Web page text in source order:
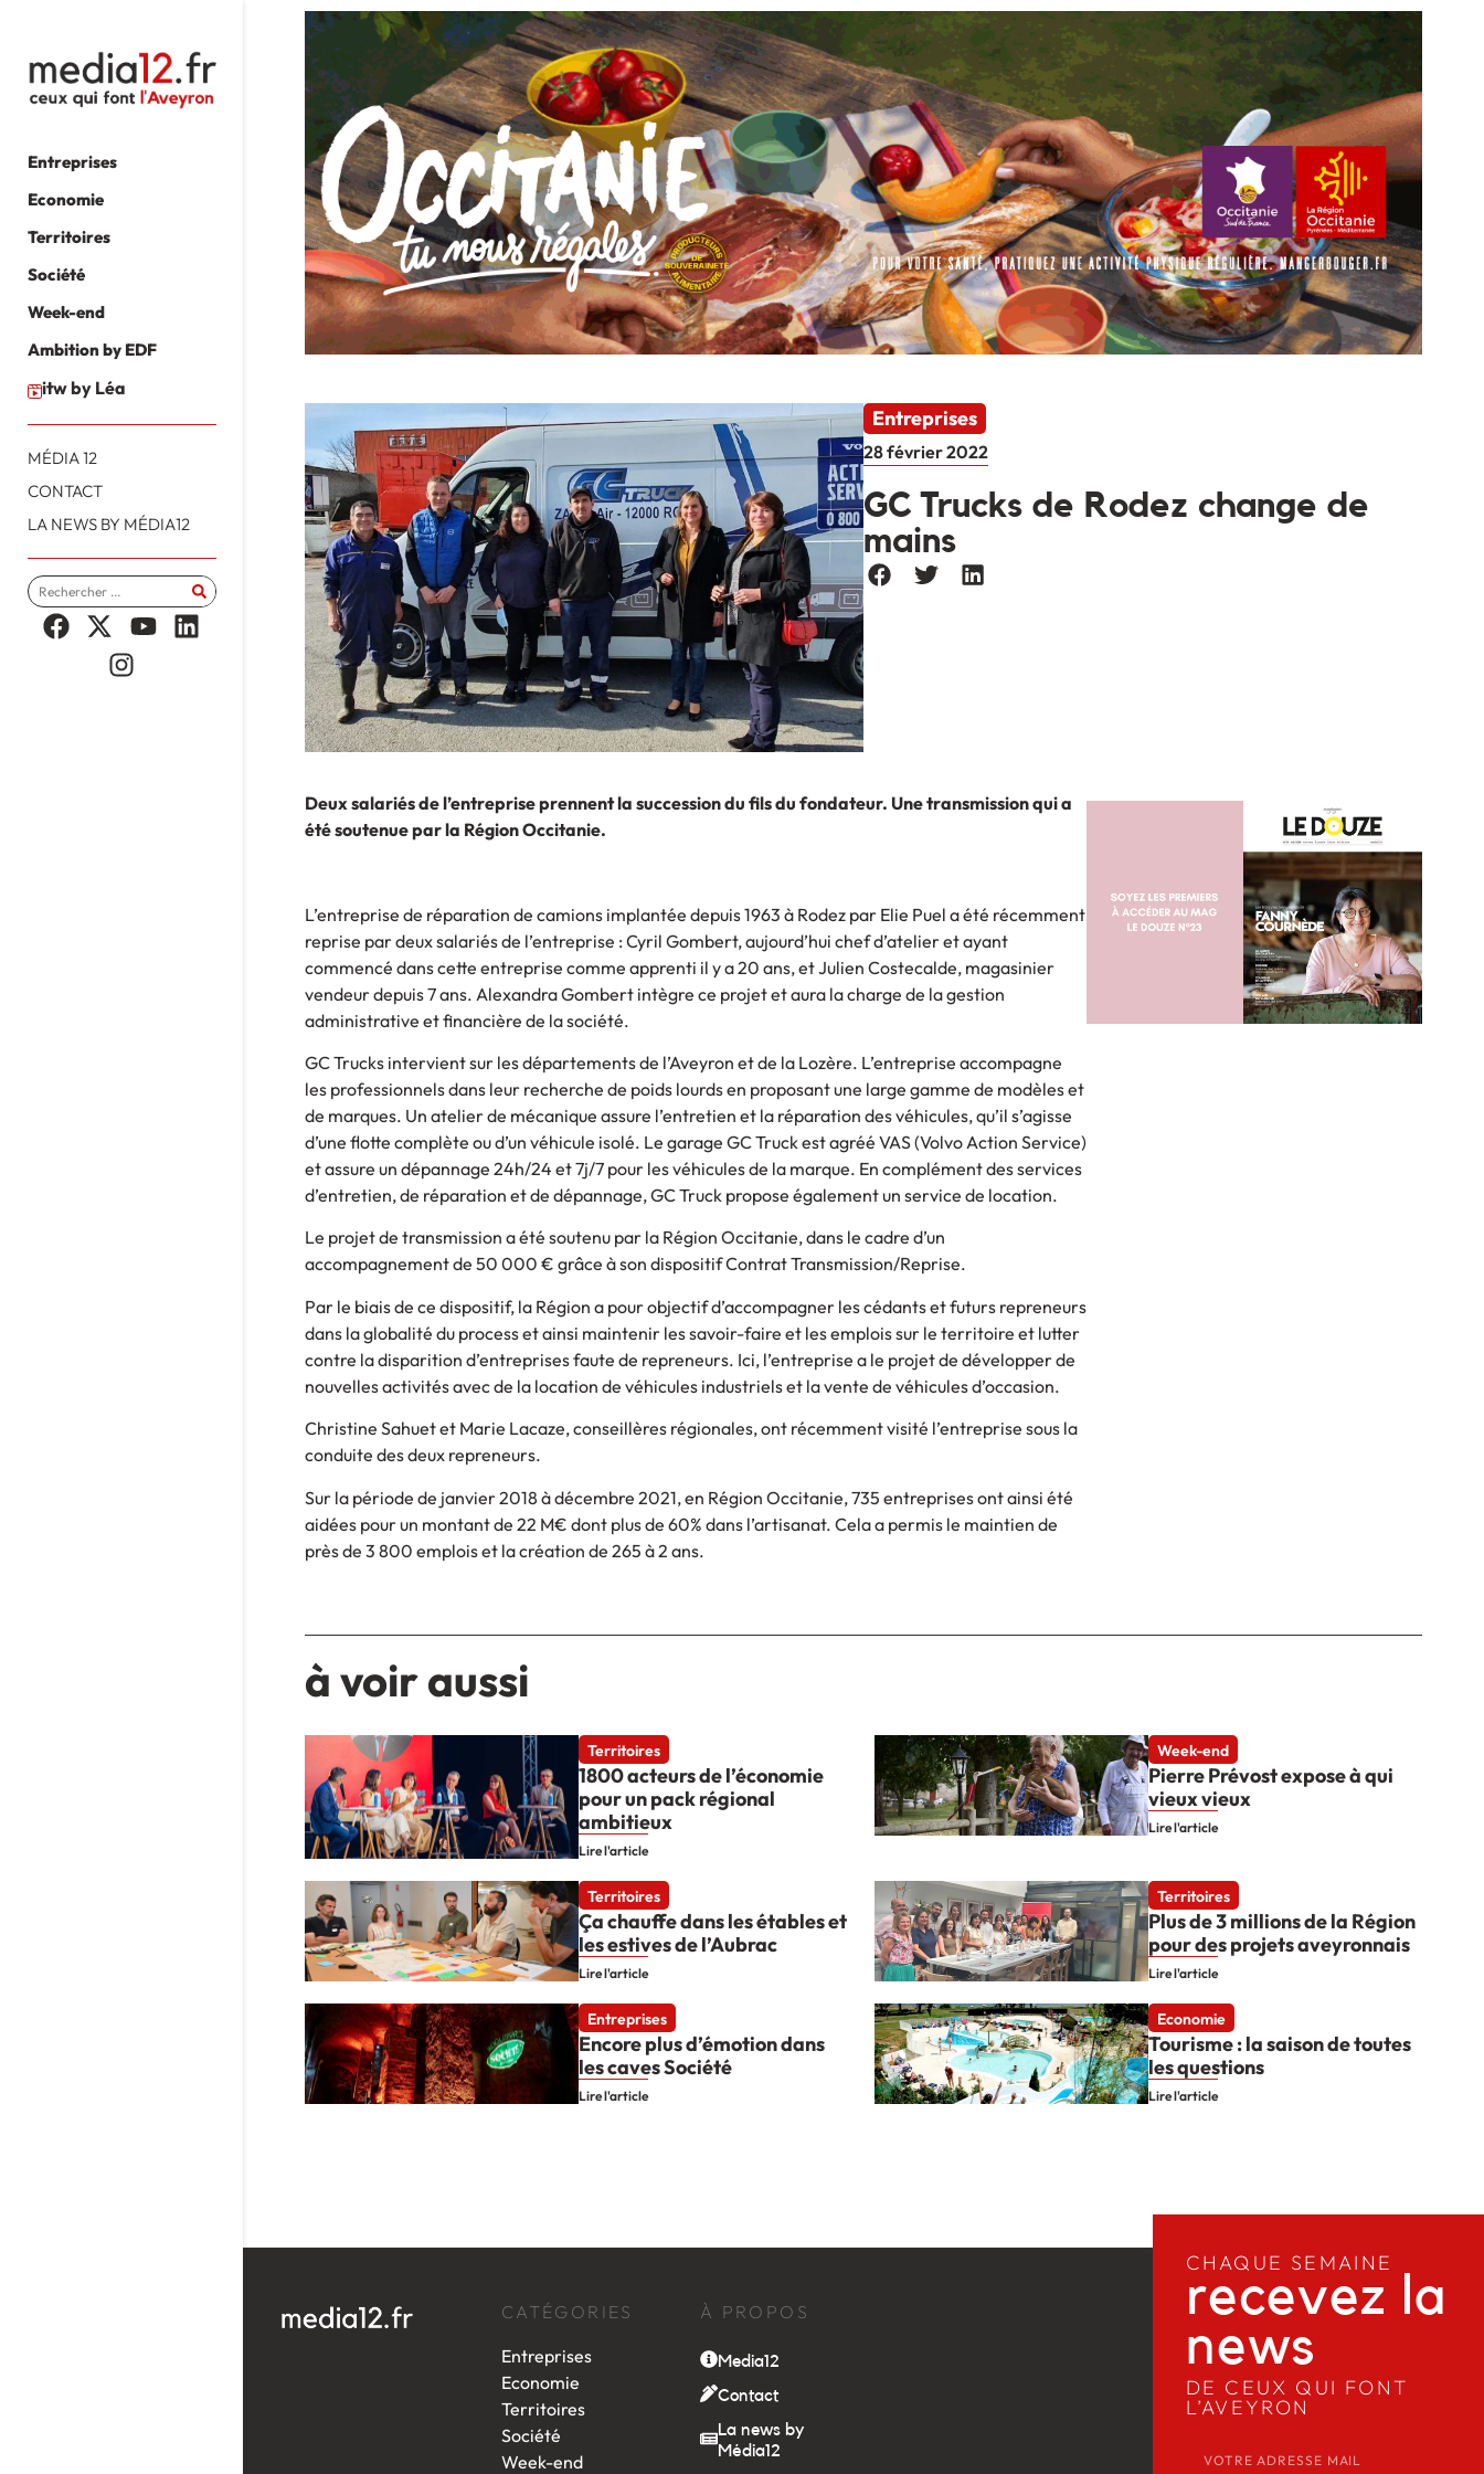
Entreprises
Economie
Territoires
Société
Week-end
Ambition by EDF
itw by Léa
MÉDIA 12
CONTACT
LA NEWS BY MÉDIA12
Entreprises
28 février 2022
GC Trucks de Rodez change de
mains
Deux salariés de l’entreprise prennent la succession du fils du fondateur. Une transmission qui a
été soutenue par la Région Occitanie.
L’entreprise de réparation de camions implantée depuis 1963 à Rodez par Elie Puel a été récemment
reprise par deux salariés de l’entreprise : Cyril Gombert, aujourd’hui chef d’atelier et ayant
commencé dans cette entreprise comme apprenti il y a 20 ans, et Julien Costecalde, magasinier
vendeur depuis 7 ans. Alexandra Gombert intègre ce projet et aura la charge de la gestion
administrative et financière de la société.
GC Trucks intervient sur les départements de l’Aveyron et de la Lozère. L’entreprise accompagne
les professionnels dans leur recherche de poids lourds en proposant une large gamme de modèles et
de marques. Un atelier de mécanique assure l’entretien et la réparation des véhicules, qu’il s’agisse
d’une flotte complète ou d’un véhicule isolé. Le garage GC Truck est agréé VAS (Volvo Action Service)
et assure un dépannage 24h/24 et 7j/7 pour les véhicules de la marque. En complément des services
d’entretien, de réparation et de dépannage, GC Truck propose également un service de location.
Le projet de transmission a été soutenu par la Région Occitanie, dans le cadre d’un
accompagnement de 50 000 € grâce à son dispositif Contrat Transmission/Reprise.
Par le biais de ce dispositif, la Région a pour objectif d’accompagner les cédants et futurs repreneurs
dans la globalité du process et ainsi maintenir les savoir-faire et les emplois sur le territoire et lutter
contre la disparition d’entreprises faute de repreneurs. Ici, l’entreprise a le projet de développer de
nouvelles activités avec de la location de véhicules industriels et la vente de véhicules d’occasion.
Christine Sahuet et Marie Lacaze, conseillères régionales, ont récemment visité l’entreprise sous la
conduite des deux repreneurs.
Sur la période de janvier 2018 à décembre 2021, en Région Occitanie, 735 entreprises ont ainsi été
aidées pour un montant de 22 M€ dont plus de 60% dans l’artisanat. Cela a permis le maintien de
près de 3 800 emplois et la création de 265 à 2 ans.
à voir aussi
Territoires
1800 acteurs de l’économie
pour un pack régional
ambitieux
Lire l'article
Week-end
Pierre Prévost expose à qui
vieux vieux
Lire l'article
Territoires
Ça chauffe dans les étables et
les estives de l’Aubrac
Lire l'article
Territoires
Plus de 3 millions de la Région
pour des projets aveyronnais
Lire l'article
Entreprises
Encore plus d’émotion dans
les caves Société
Lire l'article
Economie
Tourisme : la saison de toutes
les questions
Lire l'article
CATÉGORIES
Entreprises
Economie
Territoires
Société
Week-end
À PROPOS
Media12
Contact
La news by
Média12
CHAQUE SEMAINE
recevez la
news​
DE CEUX QUI FONT
L’AVEYRON